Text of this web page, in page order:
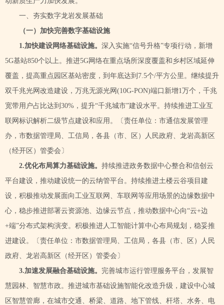
一、夯实数字龙岩发展基础
（一）加快完善数字基础设施
1.加快建设网络基础设施。 深入实施“信号升格”专项行动，新增
5G基站850个以上。推进5G网络在重点场所深度覆盖和乡村区域延伸
覆盖，提高重点园区基站密度，到年底达到7.5个/平方公里。继续提升
双千兆光网改造建设，万兆无源光网(10G-PON)端口新增1万个，千兆
宽带用户占比达到30%，提升“千兆城市”建设水平。持续推进工业互
联网标识解析二级节点建设和应用。〔责任单位：市通信发展管理
办，市数据管理局、工信局，各县（市、区）人民政府、龙岩高新区
（经开区）管委会〕
2.优化布局算力基础设施。 持续推进政务数据中心整合和信创云
平台建设，推动建设统一的云纳管平台。持续推进土楼云谷项目建
设，积极推动发展面向工业互联网、车联网等应用场景的边缘数据中
心，稳步推进部署云资源池、边缘云节点，推动数据中心向“云+边
+端”分布式架构演变。积极推进人工智能计算中心布局规划，稳妥推
进建设。〔责任单位：市数据管理局、工信局，各县（市、区）人民
政府、龙岩高新区（经开区）管委会〕
3.加速发展融合基础设施。 完善城市运行管理服务平台，发展智
慧园林、智慧市政。推进城市基础设施智能化改造升级，建设中心城
区智慧管廊，在城市交通、桥梁、道路、地下管线、杆塔、水务、电